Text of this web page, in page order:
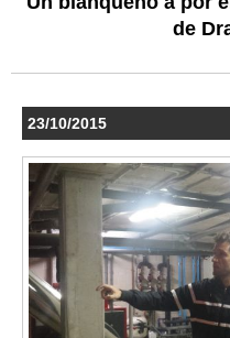
de
23/10/2015